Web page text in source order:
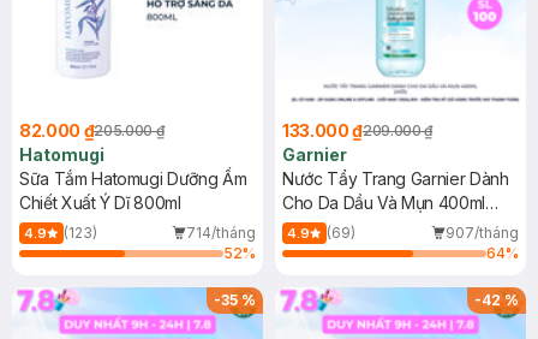
82.000 ₫205.000 ₫
Hatomugi
Sữa Tắm Hatomugi Dưỡng Ẩm
Chiết Xuất Ý Dĩ 800ml
4.9 (123)
714/tháng
52%
133.000 ₫209.000 ₫
Garnier
Nước Tẩy Trang Garnier Dành
Cho Da Dầu Và Mụn 400ml
(Mới)
4.9 (69)
907/tháng
64%
-35% -42%